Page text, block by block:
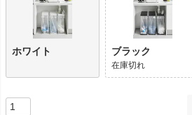
ホワイト ブラック
在庫切れ